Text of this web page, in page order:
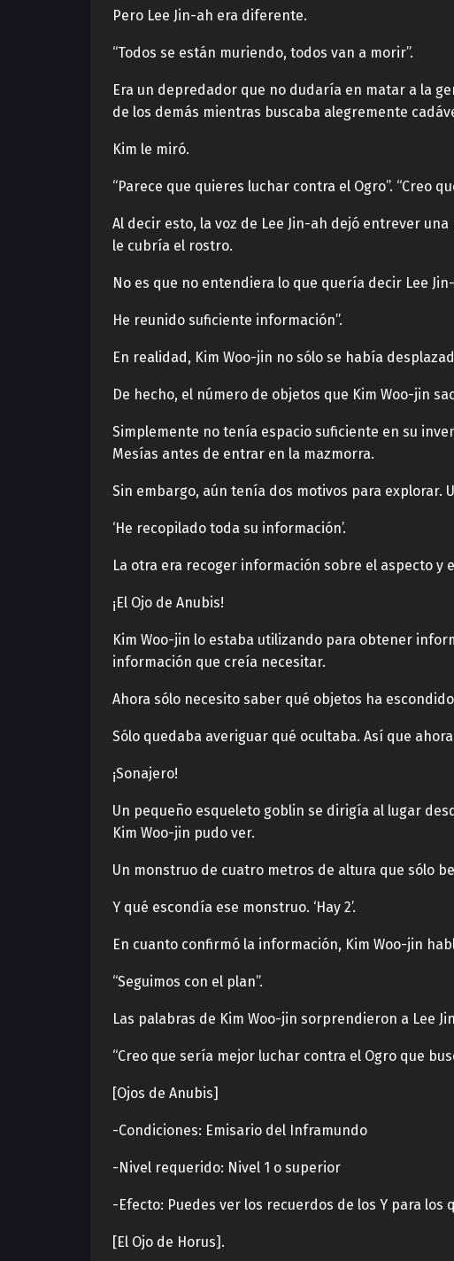
Pero Lee Jin-ah era diferente.
“Todos se están muriendo, todos van a morir”.
Era un depredador que no dudaría en matar a la
de los demás mientras buscaba alegremente
Kim le miró.
“Parece que quieres luchar contra el Ogro”. “Creo
Al decir esto, la voz de Lee Jin-ah dejó entrever
le cubría el rostro.
No es que no entendiera lo que quería decir Lee
He reunido suficiente información”.
En realidad, Kim Woo-jin no sólo se había
De hecho, el número de objetos que Kim Woo-jin
Simplemente no tenía espacio suficiente en su
Mesías antes de entrar en la mazmorra.
Sin embargo, aún tenía dos motivos para explorar.
‘He recopilado toda su información’.
La otra era recoger información sobre el aspecto
¡El Ojo de Anubis!
Kim Woo-jin lo estaba utilizando para obtener
información que creía necesitar.
Ahora sólo necesito saber qué objetos ha
Sólo quedaba averiguar qué ocultaba. Así que
¡Sonajero!
Un pequeño esqueleto goblin se dirigía al lugar
Kim Woo-jin pudo ver.
Un monstruo de cuatro metros de altura que sólo
Y qué escondía ese monstruo. ‘Hay 2’.
En cuanto confirmó la información, Kim Woo-jin
“Seguimos con el plan”.
Las palabras de Kim Woo-jin sorprendieron a Lee
“Creo que sería mejor luchar contra el Ogro que
[Ojos de Anubis]
-Condiciones: Emisario del Inframundo
-Nivel requerido: Nivel 1 o superior
-Efecto: Puedes ver los recuerdos de los Y para los
[El Ojo de Horus].